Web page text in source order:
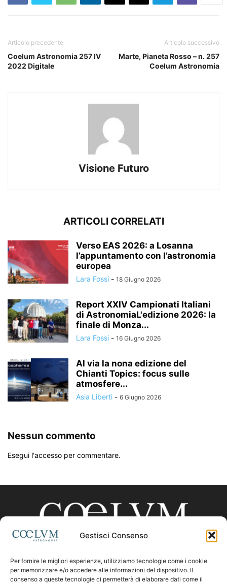
Gestisci Consenso
Per fornire le migliori esperienze, utilizziamo tecnologie come i cookie
per memorizzare e/o accedere alle informazioni del dispositivo. Il
consenso a queste tecnologie ci permetterà di elaborare dati come il
Articolo precedente
Coelum Astronomia 257 IV
2022 Digitale
Articolo successivo
Marte, Pianeta Rosso – n. 257
Coelum Astronomia
Visione Futuro
ARTICOLI CORRELATI
Verso EAS 2026: a Losanna
l’appuntamento con l’astronomia
europea
Lara Fossi - 18 Giugno 2026
Report XXIV Campionati Italiani
di AstronomiaL'edizione 2026: la
finale di Monza...
Lara Fossi - 16 Giugno 2026
Al via la nona edizione del
Chianti Topics: focus sulle
atmosfere...
Asia Liberti - 6 Giugno 2026
Nessun commento
Esegui l'accesso per commentare.
CHI SIAMO